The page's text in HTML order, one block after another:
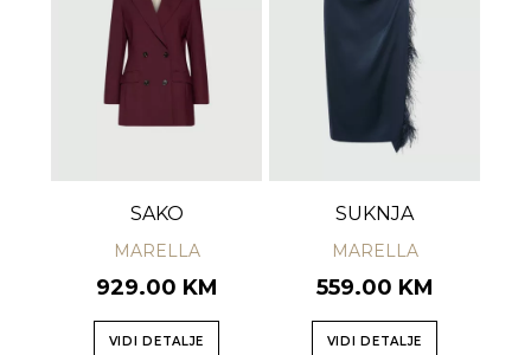
SAKO
MARELLA
929.00 KM
VIDI DETALJE
SUKNJA
MARELLA
559.00 KM
VIDI DETALJE